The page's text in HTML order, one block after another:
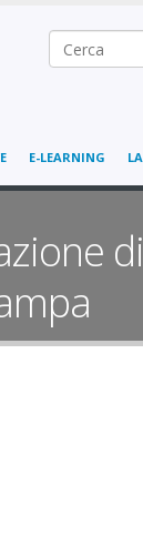
Ricerca nel
E-LEARNING